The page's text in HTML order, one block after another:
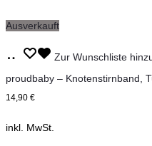
der
gewählt
werden
Ausverkauft
Ausführung
wählen
Dieses
Varianten
Zur Wunschliste
proudbaby – Knotenstirnband,
14,90 €
inkl. MwSt.